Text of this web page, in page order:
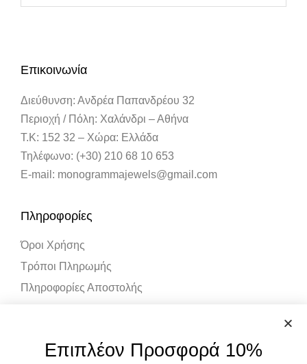
Επικοινωνία
Διεύθυνση: Ανδρέα Παπανδρέου 32
Περιοχή / Πόλη: Χαλάνδρι – Αθήνα
Τ.Κ: 152 32 – Χώρα: Ελλάδα
Τηλέφωνο: (+30) 210 68 10 653
E-mail: monogrammajewels@gmail.com
Πληροφορίες
Όροι Χρήσης
Τρόποι Πληρωμής
Πληροφορίες Αποστολής
Ο Λογαριασμός μου
Επιπλέον Προσφορά 10%